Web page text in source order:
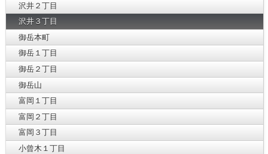
沢井２丁目
沢井３丁目
御岳本町
御岳１丁目
御岳２丁目
御岳山
富岡１丁目
富岡２丁目
富岡３丁目
小曾木１丁目